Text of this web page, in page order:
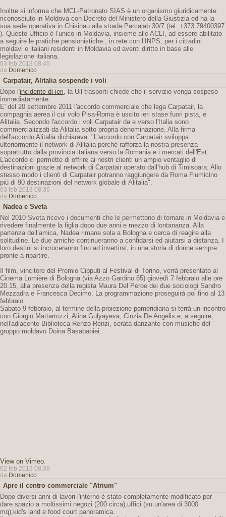
Inoltre si informa che MCL-Patronato SIAS è un organismo giuridicamente
riconosciuto in Moldova con Decreto del Ministero della Giustizia ed ha la
sua sede operativa in Chisinau alla strada Parcalab 30/7 (tel. +373.79400397
). Questo Ufficio è l’unico in Moldavia, insieme alle ACLI, ad essere abilitato
a seguire le pratiche pensionistiche , in rete con l’INPS, per i cittadini
moldavi e italiani residenti in Moldavia ed aventi diritto in base alle
legislazione italiana.
03 feb 2013 08:45
da Domenico
Carpatair, Alitalia sospende i voli
Dopo l'incidente di ieri, la Uil trasporti chiede che il servizio venga sospeso
immediatamente.
E' del 20 settembre 2011 l'accordo commerciale che lega Carpatair, la
compagnia aerea il cui volo Pisa-Roma è uscito ieri stase fuori pista, e
Alitalia. Secondo l'accordo i voli Carpatair da e verso l'Italia sono
commercializzati da Alitalia sotto propria denominazione. Alla firma
dell'accordo Alitalia dichiarava: "L'accordo con Carpatair sviluppa
ulteriormente il network di Alitalia perché rafforza la nostra presenza
soprattutto dalla provincia italiana verso la Romania e i mercati dell'Est.
L'accordo ci permette di offrire ai nostri clienti un ampio ventaglio di
destinazioni grazie al network di Carpatair operato dall'hub di Timisoara. Allo
stesso modo i clienti di Carpatair potranno raggiungere da Roma Fiumicino
più di 90 destinazioni del network globale di Alitalia".
03 feb 2013 08:36
da Domenico
Nadea e Sveta
Nel 2010 Sveta riceve i documenti che le permettono di tornare in Moldavia e
rivedere finalmente la figlia dopo due anni e mezzo di lontananza. Alla
partenza dell’amica, Nadea rimane sola a Bologna e cerca di reagire alla
solitudine. Le due amiche continueranno a confidarsi ed aiutarsi a distanza. I
loro destini si incroceranno fino ad invertirsi, in una storia di donne sempre
pronte a ripartire.
Il film, vincitore del Premio Cipputi al Festival di Torino, verrà presentato al
Cinema Lumière di Bologna (via Azzo Gardino 65) giovedì 7 febbraio alle ore
20.15, alla presenza della regista Maura Del Peroe dei due sociologi Sandro
Mezzadra e Francesca Decimo. La programmazione proseguirà poi fino al 13
febbraio.
Sabato 9 febbraio, al termine della proiezione pomeridiana si terrà un incontro
con Giorgio Mattarrozzi, Alina Gulyayeva, Cinzia De Angelis e, a seguire,
nell'adiacente Biblioteca Renzo Renzi, serata danzante con musiche del
gruppo moldavo Doina Basababiei.
View on Vimeo.
02 feb 2013 08:38
da Domenico
Apre il centro commerciale "Atrium"
Dopo diversi anni di lavori l'interno è stato completamente modificato per
dare spazio a moltissimi negozi (200 circa),uffici (su un'area di 3000
mq),kid's land e food court panoramica.